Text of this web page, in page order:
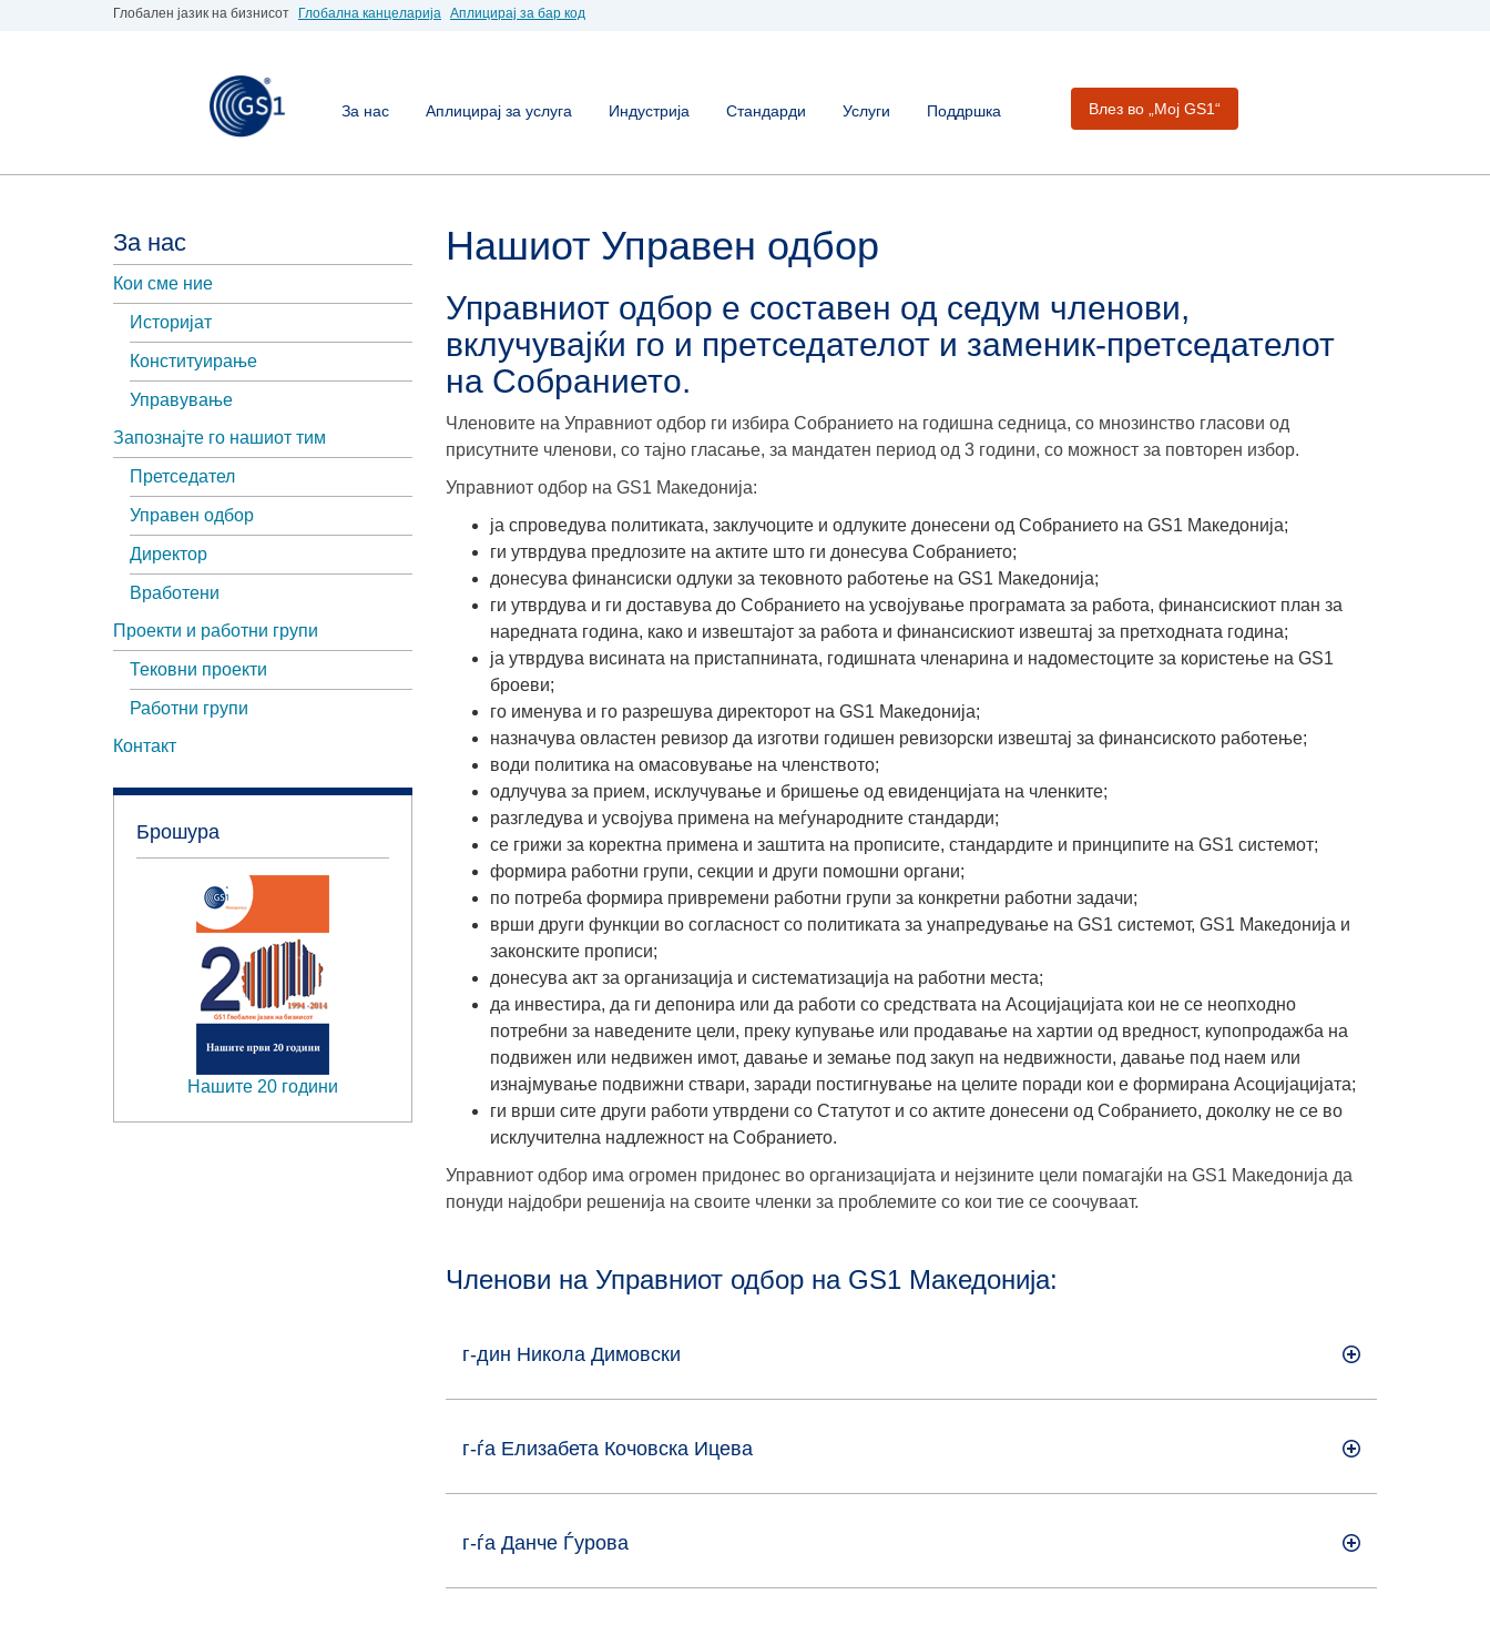
Глобален јазик на бизнисот Глобална канцеларија Аплицирај за бар код
За нас Аплицирај за услуга Индустрија Стандарди Услуги Поддршка Влез во „Moj GS1“
За нас
Кои сме ние
Историјат
Конституирање
Управување
Запознајте го нашиот тим
Претседател
Управен одбор
Директор
Вработени
Проекти и работни групи
Тековни проекти
Работни групи
Контакт
Брошура
Нашите 20 години
Нашиот Управен одбор
Управниот одбор е составен од седум членови,
вклучувајќи го и претседателот и заменик-претседателот
на Собранието.
Членовите на Управниот одбор ги избира Собранието на годишна седница, со мнозинство гласови од
присутните членови, со тајно гласање, за мандатен период од 3 години, со можност за повторен избор.
Управниот одбор на GS1 Македонија:
ја спроведува политиката, заклучоците и одлуките донесени од Собранието на GS1 Македонија;
ги утврдува предлозите на актите што ги донесува Собранието;
донесува финансиски одлуки за тековното работење на GS1 Македонија;
ги утврдува и ги доставува до Собранието на усвојување програмата за работа, финансискиот план за
наредната година, како и извештајот за работа и финансискиот извештај за претходната година;
ја утврдува висината на пристапнината, годишната членарина и надоместоците за користење на GS1
броеви;
го именува и го разрешува директорот на GS1 Македонија;
назначува овластен ревизор да изготви годишен ревизорски извештај за финансиското работење;
води политика на омасовување на членството;
одлучува за прием, исклучување и бришење од евиденцијата на членките;
разгледува и усвојува примена на меѓународните стандарди;
се грижи за коректна примена и заштита на прописите, стандардите и принципите на GS1 системот;
формира работни групи, секции и други помошни органи;
по потреба формира привремени работни групи за конкретни работни задачи;
врши други функции во согласност со политиката за унапредување на GS1 системот, GS1 Македонија и
законските прописи;
донесува акт за организација и систематизација на работни места;
да инвестира, да ги депонира или да работи со средствата на Асоцијацијата кои не се неопходно
потребни за наведените цели, преку купување или продавање на хартии од вредност, купопродажба на
подвижен или недвижен имот, давање и земање под закуп на недвижности, давање под наем или
изнајмување подвижни ствари, заради постигнување на целите поради кои е формирана Асоцијацијата;
ги врши сите други работи утврдени со Статутот и со актите донесени од Собранието, доколку не се во
исклучителна надлежност на Собранието.
Управниот одбор има огромен придонес во организацијата и нејзините цели помагајќи на GS1 Македонија да
понуди најдобри решенија на своите членки за проблемите со кои тие се соочуваат.
Членови на Управниот одбор на GS1 Македонија:
г-дин Никола Димовски
г-ѓа Елизабета Кочовска Ицева
г-ѓа Данче Ѓурова